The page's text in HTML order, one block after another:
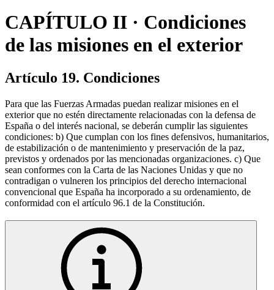
CAPÍTULO II · Condiciones
de las misiones en el exterior
Artículo 19. Condiciones
Para que las Fuerzas Armadas puedan realizar misiones en el
exterior que no estén directamente relacionadas con la defensa de
España o del interés nacional, se deberán cumplir las siguientes
condiciones: b) Que cumplan con los fines defensivos, humanitarios,
de estabilización o de mantenimiento y preservación de la paz,
previstos y ordenados por las mencionadas organizaciones. c) Que
sean conformes con la Carta de las Naciones Unidas y que no
contradigan o vulneren los principios del derecho internacional
convencional que España ha incorporado a su ordenamiento, de
conformidad con el artículo 96.1 de la Constitución.